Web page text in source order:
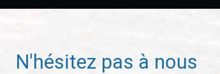
N'hésitez pas à nous